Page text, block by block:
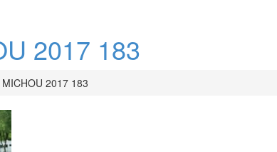
2017 183
2017 183